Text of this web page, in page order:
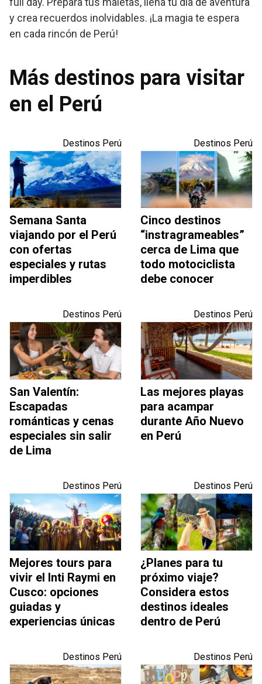
y crea recuerdos inolvidables. ¡La magia te espera
en cada rincón de Perú!
Más destinos para visitar
en el Perú
Destinos Perú
Semana Santa
viajando por el Perú
con ofertas
especiales y rutas
imperdibles
Destinos Perú
Cinco destinos
“instragrameables”
cerca de Lima que
todo motociclista
debe conocer
Destinos Perú
San Valentín:
Escapadas
románticas y cenas
especiales sin salir
de Lima
Destinos Perú
Las mejores playas
para acampar
durante Año Nuevo
en Perú
Destinos Perú
Mejores tours para
vivir el Inti Raymi en
Cusco: opciones
guiadas y
experiencias únicas
Destinos Perú
¿Planes para tu
próximo viaje?
Considera estos
destinos ideales
dentro de Perú
Destinos Perú Destinos Perú